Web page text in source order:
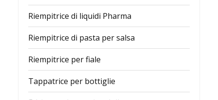
Riempitrice di liquidi Pharma
Riempitrice di pasta per salsa
Riempitrice per fiale
Tappatrice per bottiglie